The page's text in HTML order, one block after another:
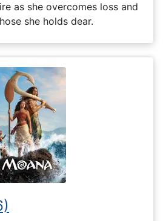
as she overcomes loss and
she holds dear.